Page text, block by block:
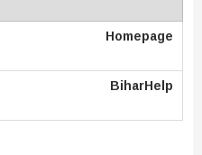
Homepage
BiharHelp